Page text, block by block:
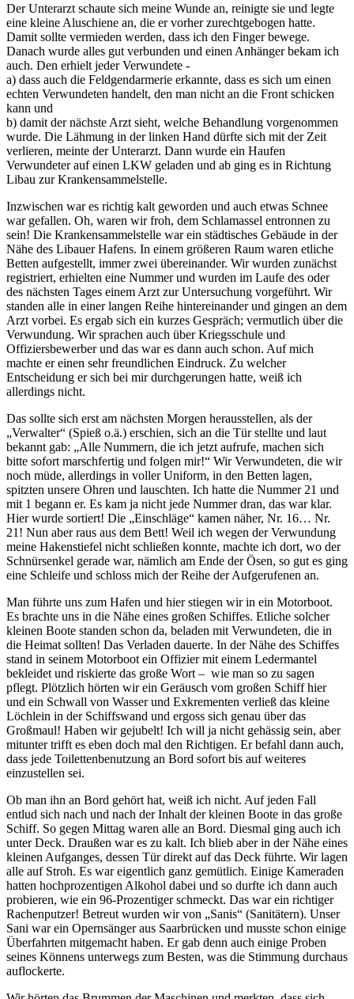
Der Unterarzt schaute sich meine Wunde an, reinigte sie und legte
eine kleine Aluschiene an, die er vorher zurechtgebogen hatte.
Damit sollte vermieden werden, dass ich den Finger bewege.
Danach wurde alles gut verbunden und einen Anhänger bekam ich
auch. Den erhielt jeder Verwundete -
a) dass auch die Feldgendarmerie erkannte, dass es sich um einen
echten Verwundeten handelt, den man nicht an die Front schicken
kann und
b) damit der nächste Arzt sieht, welche Behandlung vorgenommen
wurde. Die Lähmung in der linken Hand dürfte sich mit der Zeit
verlieren, meinte der Unterarzt. Dann wurde ein Haufen
Verwundeter auf einen LKW geladen und ab ging es in Richtung
Libau zur Krankensammelstelle.
Inzwischen war es richtig kalt geworden und auch etwas Schnee
war gefallen. Oh, waren wir froh, dem Schlamassel entronnen zu
sein! Die Krankensammelstelle war ein städtisches Gebäude in der
Nähe des Libauer Hafens. In einem größeren Raum waren etliche
Betten aufgestellt, immer zwei übereinander. Wir wurden zunächst
registriert, erhielten eine Nummer und wurden im Laufe des oder
des nächsten Tages einem Arzt zur Untersuchung vorgeführt. Wir
standen alle in einer langen Reihe hintereinander und gingen an dem
Arzt vorbei. Es ergab sich ein kurzes Gespräch; vermutlich über die
Verwundung. Wir sprachen auch über Kriegsschule und
Offiziersbewerber und das war es dann auch schon. Auf mich
machte er einen sehr freundlichen Eindruck. Zu welcher
Entscheidung er sich bei mir durchgerungen hatte, weiß ich
allerdings nicht.
Das sollte sich erst am nächsten Morgen herausstellen, als der
Verwalter
(Spieß o.ä.) erschien, sich an die Tür stellte und laut
bekannt gab:
Alle Nummern, die ich jetzt aufrufe, machen sich
bitte sofort marschfertig und folgen mir!
Wir Verwundeten, die wir
noch müde, allerdings in voller Uniform, in den Betten lagen,
spitzten unsere Ohren und lauschten. Ich hatte die Nummer 21 und
mit 1 begann er. Es kam ja nicht jede Nummer dran, das war klar.
Hier wurde sortiert! Die
Einschläge
kamen näher, Nr. 16… Nr.
21! Nun aber raus aus dem Bett! Weil ich wegen der Verwundung
meine Hakenstiefel nicht schließen konnte, machte ich dort, wo der
Schnürsenkel gerade war, nämlich am Ende der Ösen, so gut es ging
eine Schleife und schloss mich der Reihe der Aufgerufenen an.
Man führte uns zum Hafen und hier stiegen wir in ein Motorboot.
Es brachte uns in die Nähe eines großen Schiffes. Etliche solcher
kleinen Boote standen schon da, beladen mit Verwundeten, die in
die Heimat sollten! Das Verladen dauerte. In der Nähe des Schiffes
stand in seinem Motorboot ein Offizier mit einem Ledermantel
bekleidet und riskierte das große Wort – wie man so zu sagen
pflegt. Plötzlich hörten wir ein Geräusch vom großen Schiff hier
und ein Schwall von Wasser und Exkrementen verließ das kleine
Löchlein in der Schiffswand und ergoss sich genau über das
Großmaul! Haben wir gejubelt! Ich will ja nicht gehässig sein, aber
mitunter trifft es eben doch mal den Richtigen. Er befahl dann auch,
dass jede Toilettenbenutzung an Bord sofort bis auf weiteres
einzustellen sei.
Ob man ihn an Bord gehört hat, weiß ich nicht. Auf jeden Fall
entlud sich nach und nach der Inhalt der kleinen Boote in das große
Schiff. So gegen Mittag waren alle an Bord. Diesmal ging auch ich
unter Deck. Draußen war es zu kalt. Ich blieb aber in der Nähe eines
kleinen Aufganges, dessen Tür direkt auf das Deck führte. Wir lagen
alle auf Stroh. Es war eigentlich ganz gemütlich. Einige Kameraden
hatten hochprozentigen Alkohol dabei und so durfte ich dann auch
probieren, wie ein 96-Prozentiger schmeckt. Das war ein richtiger
Rachenputzer! Betreut wurden wir von
Sanis
(Sanitätern). Unser
Sani war ein Opernsänger aus Saarbrücken und musste schon einige
Überfahrten mitgemacht haben. Er gab denn auch einige Proben
seines Könnens unterwegs zum Besten, was die Stimmung durchaus
auflockerte.